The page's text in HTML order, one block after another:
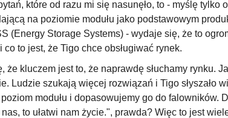
które od razu mi się nasunęło, to - myślę tylko
na poziomie modułu jako podstawowym
(Energy Storage Systems) - wydaje się, że to
co to jest, że Tigo chce obsługiwać rynek.
że kluczem jest to, że naprawdę słuchamy rynku.
Ludzie szukają więcej rozwiązań i Tigo słyszało
modułu i dopasowujemy go do falowników.
to ułatwi nam życie.", prawda? Więc to jest